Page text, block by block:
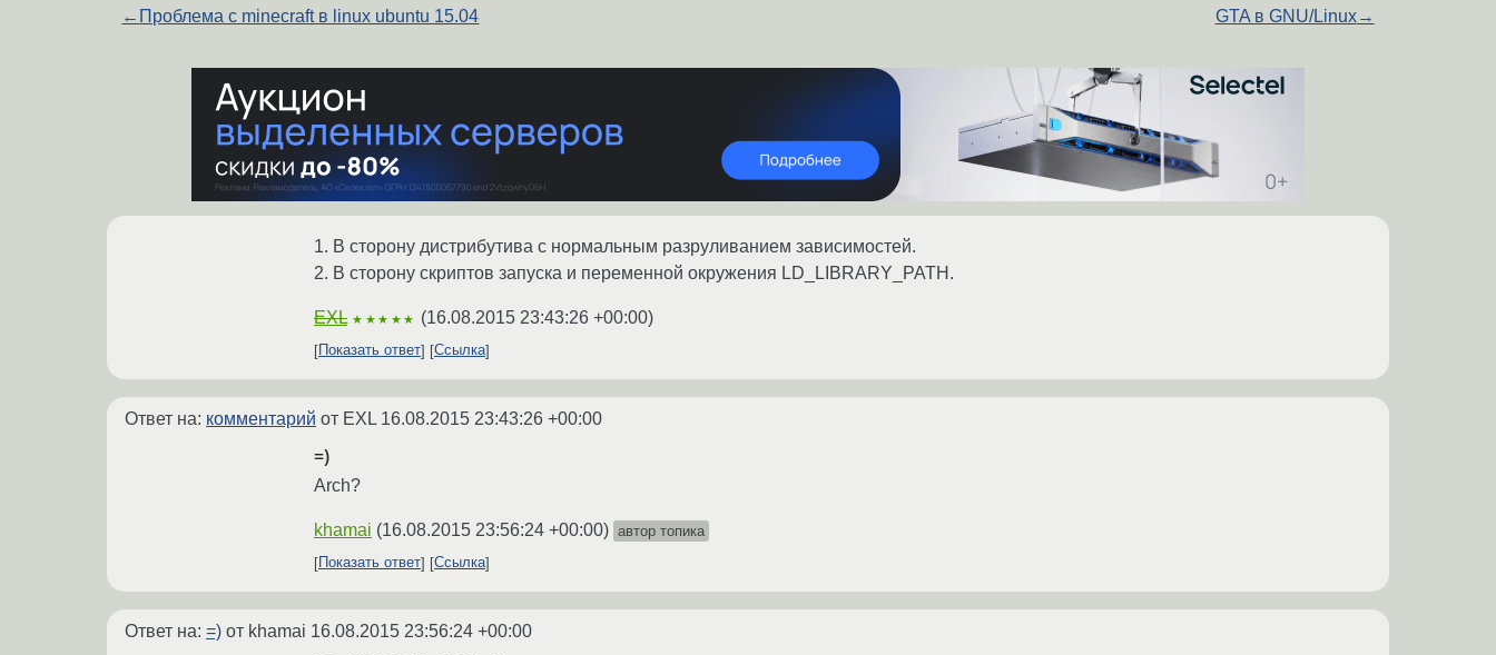
← Проблема с minecraft в linux ubuntu 15.04 GTA в GNU/Linux→
1. В сторону дистрибутива с нормальным разруливанием зависимостей.
2. В сторону скриптов запуска и переменной окружения LD_LIBRARY_PATH.
EXL ★★★★★ (16.08.2015 23:43:26 +00:00)
Показать ответ Ссылка
Ответ на: комментарий от EXL 16.08.2015 23:43:26 +00:00
=)
Arch?
khamai (16.08.2015 23:56:24 +00:00) автор топика
Показать ответ
Ссылка
Ответ на: =) от khamai 16.08.2015 23:56:24 +00:00